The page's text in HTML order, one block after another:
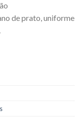
de prato, uniforme